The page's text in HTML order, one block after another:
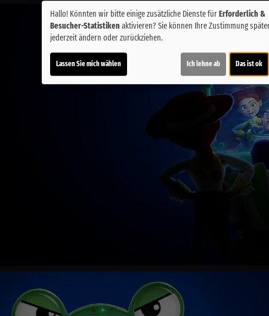
Hallo! Könnten wir bitte einige zusätzliche Dienste fürErforderlich &
Besucher-Statistikenaktivieren? Sie können Ihre Zustimmung
jederzeit ändern oder zurückziehen.
Lassen Sie mich wählen Ich lehne ab Das ist ok